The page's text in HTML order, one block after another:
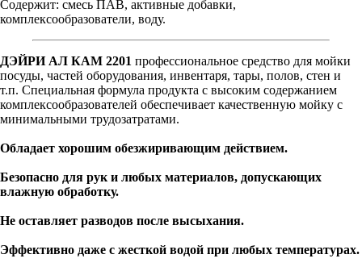
Содержит: смесь ПАВ, активные добавки,
комплексообразователи, воду.
ДЭЙРИ АЛ КАМ 2201 профессиональное средство для мойки
посуды, частей оборудования, инвентаря, тары, полов, стен и
т.п. Специальная формула продукта с высоким содержанием
комплексообразователей обеспечивает качественную мойку с
минимальными трудозатратами.
Обладает хорошим обезжиривающим действием.
Безопасно для рук и любых материалов, допускающих
влажную обработку.
Не оставляет разводов после высыхания.
Эффективно даже с жесткой водой при любых температурах.